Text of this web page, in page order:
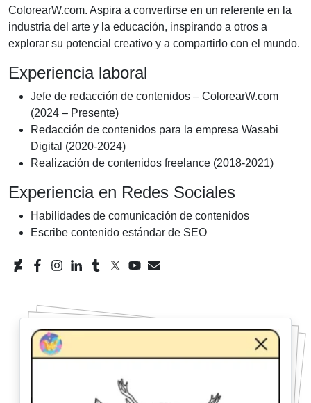
ColorearW.com. Aspira a convertirse en un referente en la
industria del arte y la educación, inspirando a otros a
explorar su potencial creativo y a compartirlo con el mundo.
Experiencia laboral
Jefe de redacción de contenidos – ColorearW.com
(2024 – Presente)
Redacción de contenidos para la empresa Wasabi
Digital (2020-2024)
Realización de contenidos freelance (2018-2021)
Experiencia en Redes Sociales
Habilidades de comunicación de contenidos
Escribe contenido estándar de SEO